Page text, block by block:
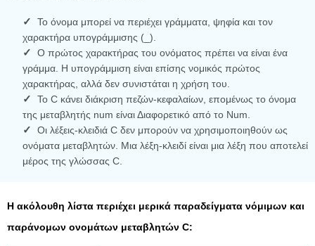
Το όνομα μπορεί να περιέχει γράμματα, ψηφία και τον
χαρακτήρα υπογράμμισης (_).
Ο πρώτος χαρακτήρας του ονόματος πρέπει να είναι ένα
γράμμα. Η υπογράμμιση είναι επίσης νομικός πρώτος
χαρακτήρας, αλλά δεν συνιστάται η χρήση του.
Το C κάνει διάκριση πεζών-κεφαλαίων, επομένως το όνομα
της μεταβλητής num είναι Διαφορετικό από το Num.
Οι λέξεις-κλειδιά C δεν μπορούν να χρησιμοποιηθούν ως
ονόματα μεταβλητών. Μια λέξη-κλειδί είναι μια λέξη που αποτελεί
μέρος της γλώσσας C.
Η ακόλουθη λίστα περιέχει μερικά παραδείγματα νόμιμων και
παράνομων ονομάτων μεταβλητών C: